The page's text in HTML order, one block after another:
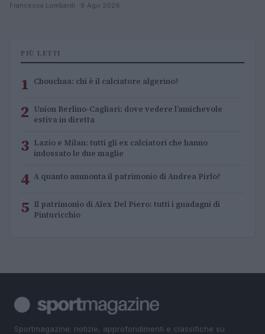
Francesca Lombardi · 8 Ago 2026
PIÙ LETTI
1 Chouchaa: chi è il calciatore algerino?
2 Union Berlino-Cagliari: dove vedere l’amichevole
estiva in diretta
3 Lazio e Milan: tutti gli ex calciatori che hanno
indossato le due maglie
4 A quanto ammonta il patrimonio di Andrea Pirlo?
5 Il patrimonio di Alex Del Piero: tutti i guadagni di
Pinturicchio
Sportmagazine: notizie, approfondimenti e classifiche su